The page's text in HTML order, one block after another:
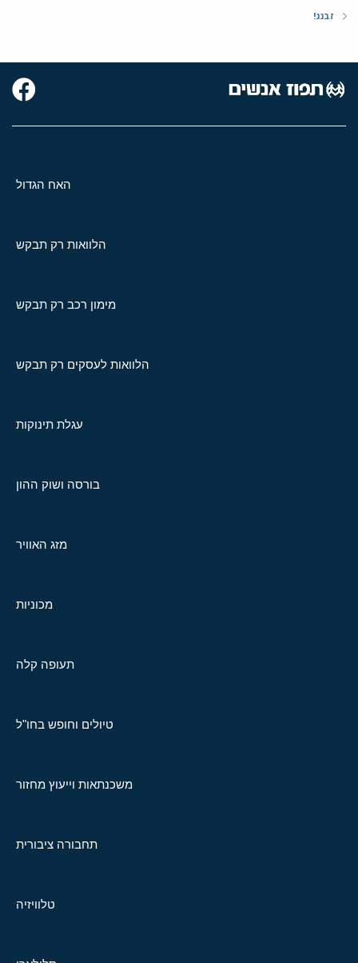
זבנג!
האח הגדול
הלוואות רק תבקש
מימון רכב רק תבקש
הלוואות לעסקים רק תבקש
עגלת תינוקות
בורסה ושוק ההון
מזג האוויר
מכוניות
תעופה קלה
טיולים וחופש בחו"ל
משכנתאות וייעוץ מחזור
תחבורה ציבורית
טלוויזיה